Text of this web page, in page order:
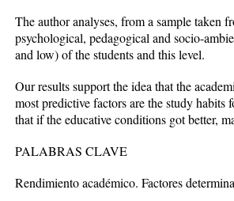
The author analyses, from a sample taken
psychological, pedagogical and socio-
and low) of the students and this level.
Our results support the idea that the
most predictive factors are the study
that if the educative conditions got better,
PALABRAS CLAVE
Rendimiento académico. Factores